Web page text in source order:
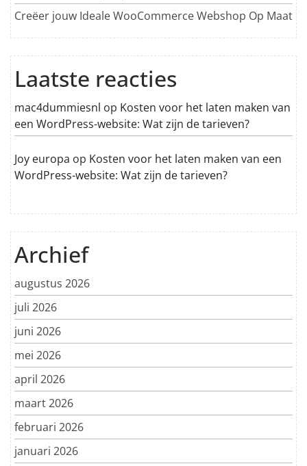
Creëer jouw Ideale WooCommerce Webshop Op Maat
Laatste reacties
mac4dummiesnl op Kosten voor het laten maken van
een WordPress-website: Wat zijn de tarieven?
Joy europa op Kosten voor het laten maken van een
WordPress-website: Wat zijn de tarieven?
Archief
augustus 2026
juli 2026
juni 2026
mei 2026
april 2026
maart 2026
februari 2026
januari 2026